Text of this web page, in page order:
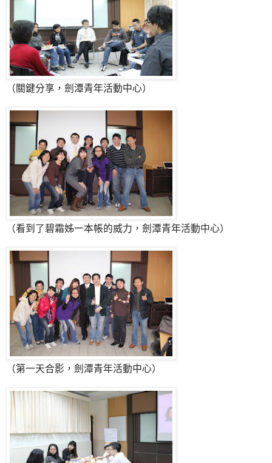
（關鍵分享，劍潭青年活動中心）
（看到了碧霜姊一本帳的威力，劍潭青年活動中心）
（第一天合影，劍潭青年活動中心）